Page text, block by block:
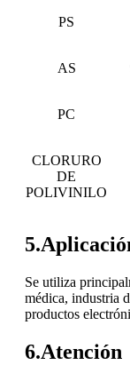
PS
AS
PC
CLORURO
DE
POLIVINILO
Se utiliza
médica, industria
productos
6.Atención